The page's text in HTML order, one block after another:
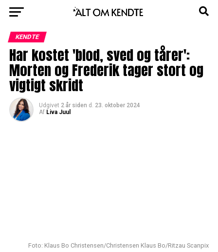
KENDTE
Har kostet 'blod, sved og tårer':
Morten og Frederik tager stort og
vigtigt skridt
Udgivet 2 år siden d. 23. oktober 2024
Af Liva Juul
Foto: Klaus Bo Christensen/Christensen Klaus Bo/Ritzau Scanpix